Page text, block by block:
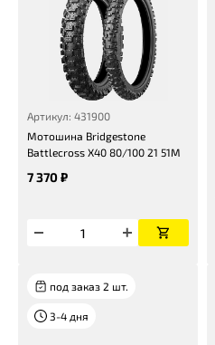
Артикул: 431900
Мотошина Bridgestone
Battlecross X40 80/100 21 51M
7 370 ₽
под заказ 2 шт.
3-4 дня